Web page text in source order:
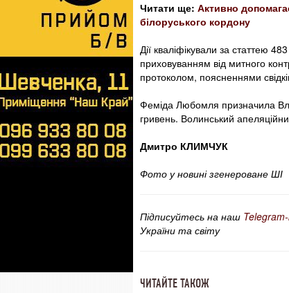
Читати ще: Активно
білоруського кордону
Дії кваліфікували за статтею
приховуванням від митного
протоколом, поясненнями
Феміда Любомля призначила
гривень. Волинський
Дмитро КЛИМЧУК
Фото у новині згенероване ШІ
Підписуйтесь на наш
України та світу
ЧИТАЙТЕ ТАКОЖ